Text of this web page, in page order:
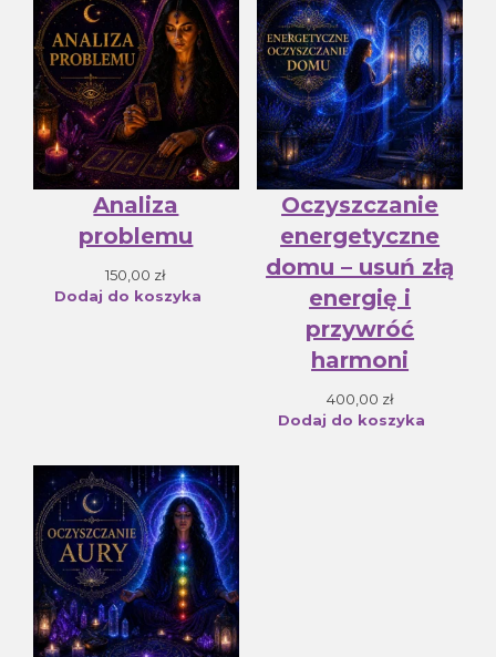
Analiza
problemu
150,00 zł
Dodaj do koszyka
Oczyszczanie
energetyczne
domu – usuń złą
energię i
przywróć
harmoni
400,00 zł
Dodaj do koszyka